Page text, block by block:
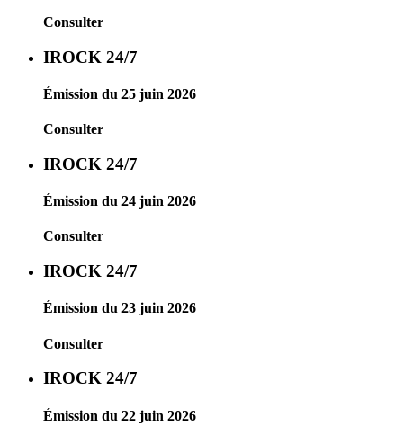
Consulter
IROCK 24/7
Émission du 25 juin 2026
Consulter
IROCK 24/7
Émission du 24 juin 2026
Consulter
IROCK 24/7
Émission du 23 juin 2026
Consulter
IROCK 24/7
Émission du 22 juin 2026